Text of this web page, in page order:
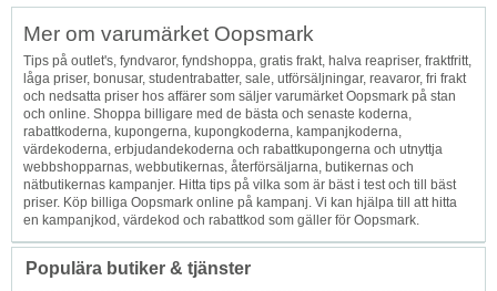
Topp
Mer om varumärket Oopsmark
Tips på outlet's, fyndvaror, fyndshoppa, gratis frakt, halva reapriser, fraktfritt,
låga priser, bonusar, studentrabatter, sale, utförsäljningar, reavaror, fri frakt
och nedsatta priser hos affärer som säljer varumärket Oopsmark på stan
och online. Shoppa billigare med de bästa och senaste koderna,
rabattkoderna, kupongerna, kupongkoderna, kampanjkoderna,
värdekoderna, erbjudandekoderna och rabattkupongerna och utnyttja
webbshopparnas, webbutikernas, återförsäljarna, butikernas och
nätbutikernas kampanjer. Hitta tips på vilka som är bäst i test och till bäst
priser. Köp billiga Oopsmark online på kampanj. Vi kan hjälpa till att hitta
en kampanjkod, värdekod och rabattkod som gäller för Oopsmark.
Populära butiker & tjänster